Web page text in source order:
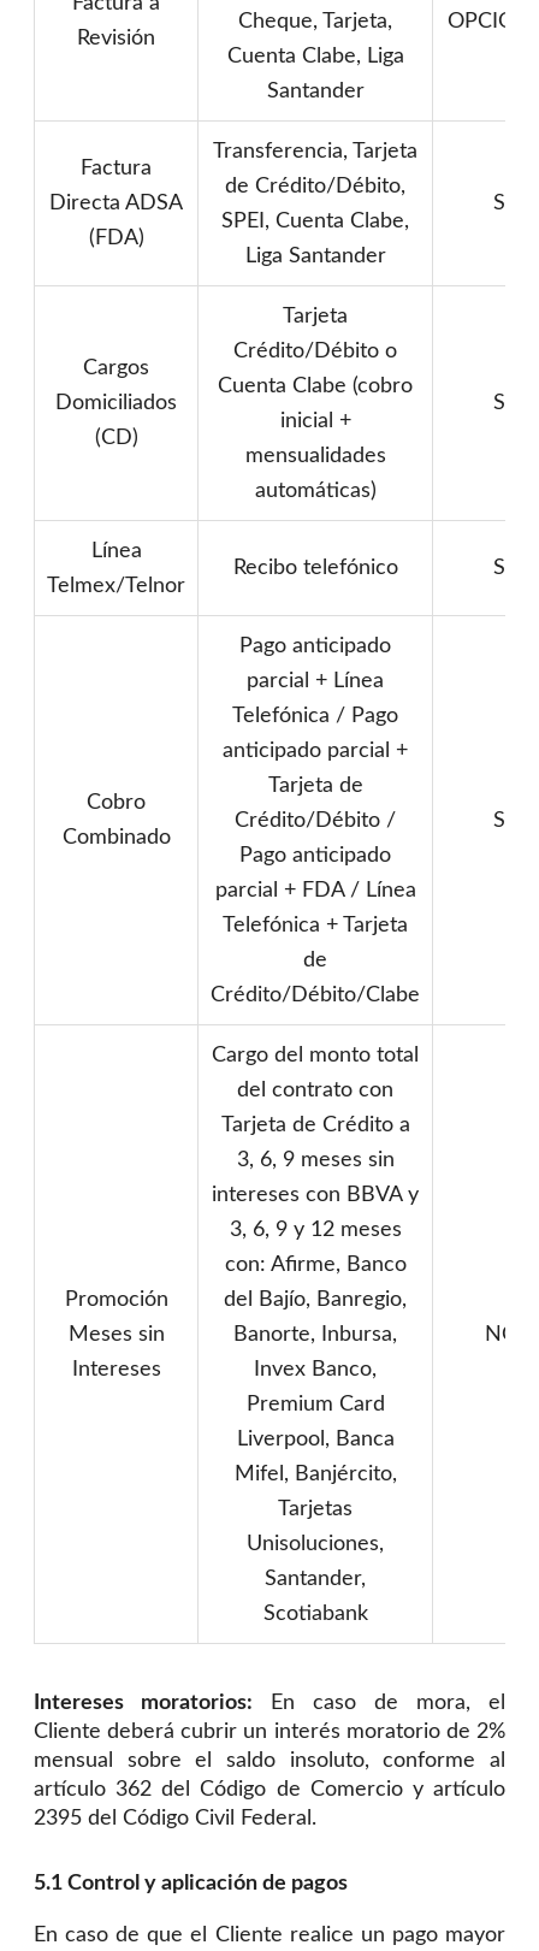
Revisión
Cheque, Tarjeta,
Cuenta Clabe, Liga
Santander
Factura
Directa ADSA
(FDA)
Transferencia, Tarjeta
de Crédito/Débito,
SPEI, Cuenta Clabe,
Liga Santander
Sí
Cargos
Domiciliados
(CD)
Tarjeta
Crédito/Débito o
Cuenta Clabe (cobro
inicial +
mensualidades
automáticas)
Sí
Línea
Telmex/Telnor
Recibo telefónico Sí
Cobro
Combinado
Pago anticipado
parcial + Línea
Telefónica / Pago
anticipado parcial +
Tarjeta de
Crédito/Débito /
Pago anticipado
parcial + FDA / Línea
Telefónica + Tarjeta
de
Crédito/Débito/Clabe
Sí
Promoción
Meses sin
Intereses
Cargo del monto total
del contrato con
Tarjeta de Crédito a
3, 6, 9 meses sin
intereses con BBVA y
3, 6, 9 y 12 meses
con: Afirme, Banco
del Bajío, Banregio,
Banorte, Inbursa,
Invex Banco,
Premium Card
Liverpool, Banca
Mifel, Banjército,
Tarjetas
Unisoluciones,
Santander,
Scotiabank
NO
Intereses moratorios: En caso de mora, el
Cliente deberá cubrir un interés moratorio de 2%
mensual sobre el saldo insoluto, conforme al
artículo 362 del Código de Comercio y artículo
2395 del Código Civil Federal.
5.1 Control y aplicación de pagos
En caso de que el Cliente realice un pago mayor